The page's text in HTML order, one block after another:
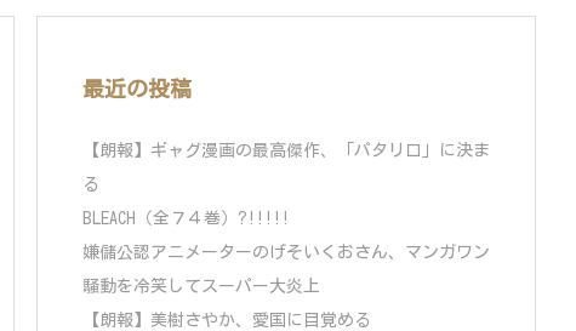
最近の投稿
【朗報】ギャグ漫画の最高傑作、「パタリロ」に決ま
る
BLEACH（全７４巻）?!!!!!
嫌儲公認アニメーターのげそいくおさん、マンガワン
騒動を冷笑してスーパー大炎上
【朗報】美樹さやか、愛国に目覚める